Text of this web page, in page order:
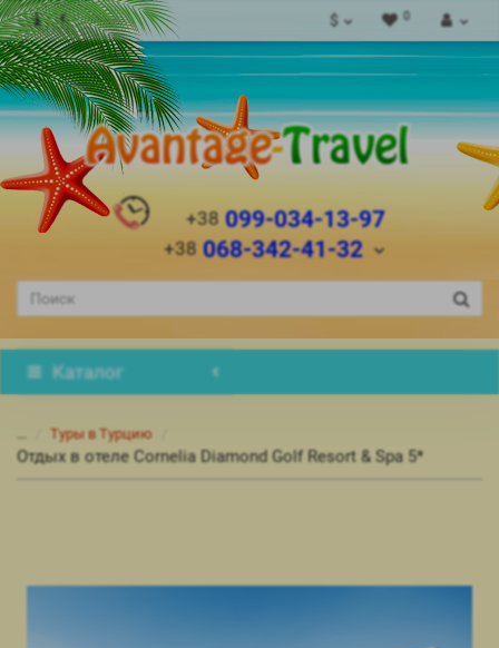
$ 0
+38 099-034-13-97
+38 068-342-41-32
Каталог
Туры в Турцию
Отдых в отеле Cornelia Diamond Golf Resort & Spa 5*